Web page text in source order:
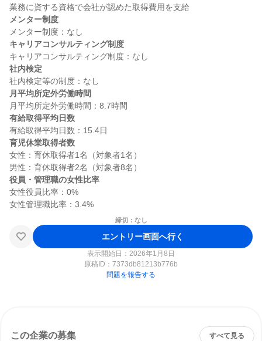
メンター制度
キャリアコンサルティング制度
社内検定
月平均所定外労働時間
有給取得平均日数
育児休業取得者数
女性：育休取得者1名（対象者1名）
役員・管理職の女性比率
女性役員比率：0%
締切：なし
エントリー画面へ行く
表示開始日：2026年1月8日
原稿ID： 7373db81213b776b
問題を報告する
この企業の募集 すべて見る